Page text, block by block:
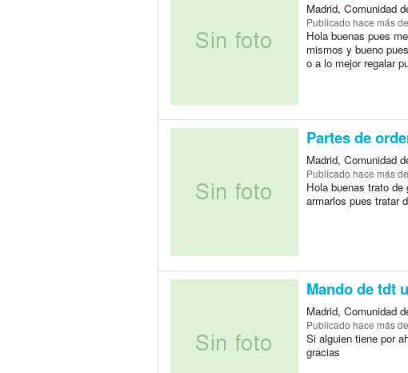
Madrid, Comunidad
Publicado hace más
Hola buenas pues
mismos y bueno
o a lo mejor regalar
Partes de
Madrid, Comunidad
Publicado hace más
Hola buenas trato
armarlos pues tratar
Mando de tdt
Madrid, Comunidad
Publicado hace más
Si alguien tiene por
gracias